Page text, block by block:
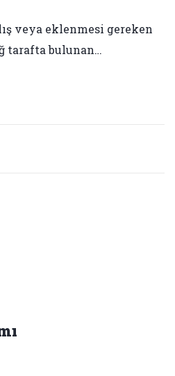
veya eklenmesi gereken
tarafta bulunan…